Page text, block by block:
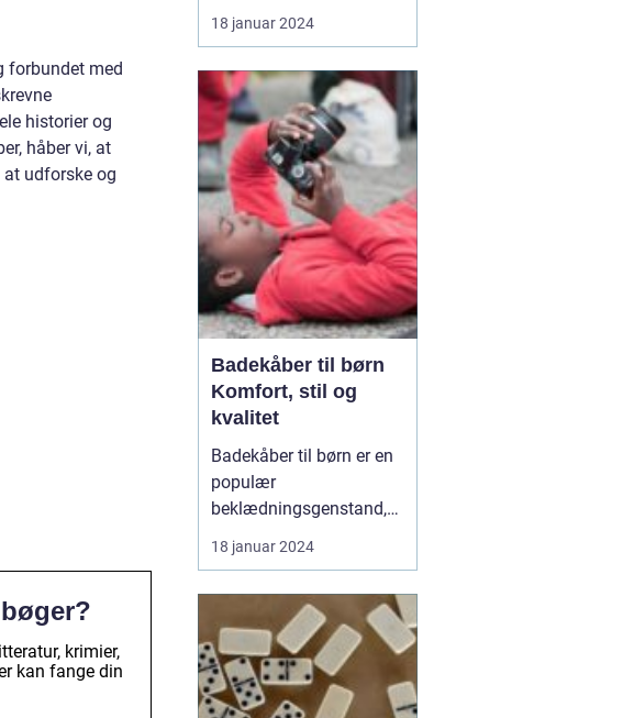
forbundet med
historier og
håber vi, at
udforske og
krimier,
kan fange din
har beriget generationer
af små læsere og lyttere.
underholdende og
lærerige og hører til i
kategorien af klassiske
fortællinger, der
fremkalder et smil og et
gl...
18 januar 2024
Badekåber til børn
Komfort, stil og
kvalitet
Badekåber til børn er en
populær
beklædningsgenstand,
der tilbyder både
komfort og stil. Uanset
forfriskende svømmetur,
et behageligt bad eller
bare som en hyggelig
påklædning derhjemme,
18 januar 2024